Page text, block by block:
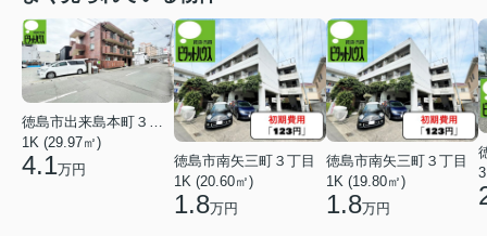
徳島市出来島本町３丁目
1K (29.97㎡)
4.1万円
徳島市南矢三町３丁目
1K (20.60㎡)
1.8万円
徳島市南矢三町３丁目
1K (19.80㎡)
1.8万円